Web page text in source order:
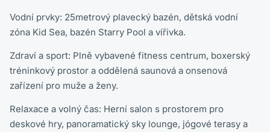
Vodní prvky: 25metrový plavecký bazén, dětská vodní
zóna Kid Sea, bazén Starry Pool a vířivka.
Zdraví a sport: Plně vybavené fitness centrum, boxerský
tréninkový prostor a oddělená saunová a onsenová
zařízení pro muže a ženy.
Relaxace a volný čas: Herní salon s prostorem pro
deskové hry, panoramatický sky lounge, jógové terasy a